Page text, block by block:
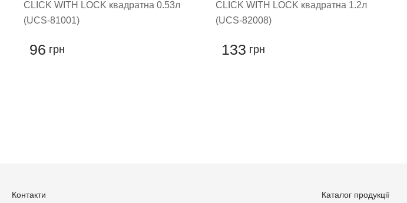
CLICK WITH LOCK квадратна 0.53л
(UCS-81001)
96 грн
CLICK WITH LOCK квадратна 1.2л
(UCS-82008)
133 грн
Контакти Каталог продукції